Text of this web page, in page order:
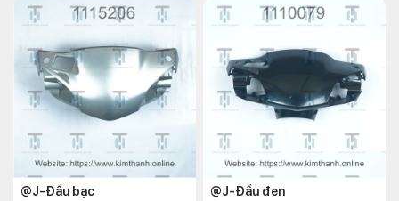
@J-Đầu bạc
@J-Đầu đen